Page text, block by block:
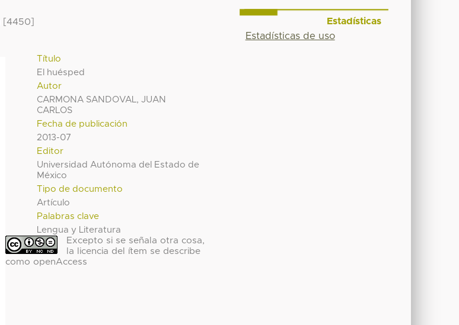
[4450]
Título
El huésped
Autor
CARMONA SANDOVAL, JUAN
CARLOS
Fecha de publicación
2013-07
Editor
Universidad Autónoma del Estado de
México
Tipo de documento
Artículo
Palabras clave
Lengua y Literatura
Excepto si se señala otra cosa,
la licencia del ítem se describe
como openAccess
Estadísticas
Estadísticas de uso